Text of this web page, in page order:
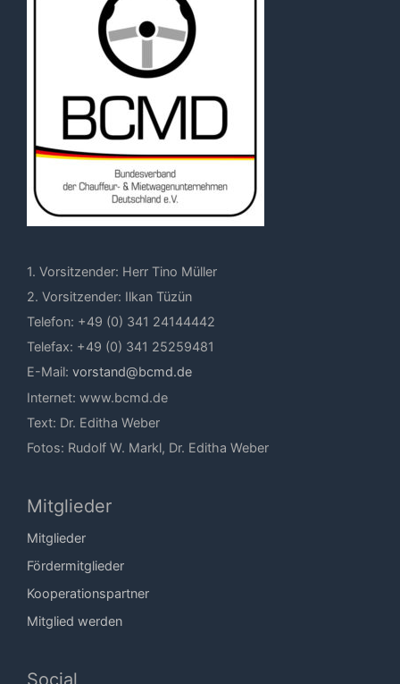
1. Vorsitzender: Herr Tino Müller
2. Vorsitzender: Ilkan Tüzün
Telefon: +49 (0) 341 24144442
Telefax: +49 (0) 341 25259481
E-Mail: vorstand@bcmd.de
Internet: www.bcmd.de
Text: Dr. Editha Weber
Fotos: Rudolf W. Markl, Dr. Editha Weber
Mitglieder
Mitglieder
Fördermitglieder
Kooperationspartner
Mitglied werden
Social